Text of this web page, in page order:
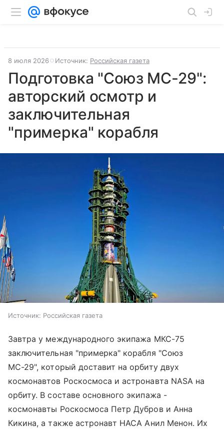
8 июля 2026 Источник: Российская газета
Подготовка "Союз МС-29":
авторский осмотр и
заключительная
"примерка" корабля
Источник: Российская газета
Завтра у международного экипажа МКС-75
заключительная "примерка" корабля "Союз
МС-29", который доставит на орбиту двух
космонавтов Роскосмоса и астронавта NASA на
орбиту. В составе основного экипажа -
космонавты Роскосмоса Петр Дубров и Анна
Кикина, а также астронавт НАСА Анил Менон. Их